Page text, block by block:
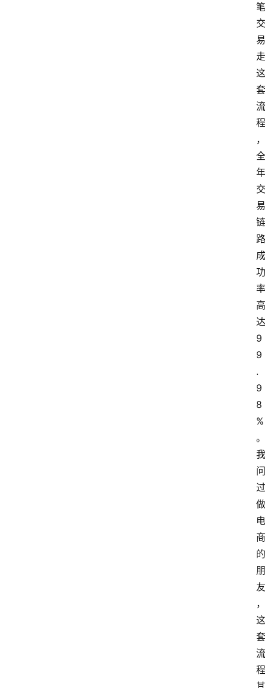
笔
交
易
走
这
套
流
程
，
全
年
交
易
链
路
成
功
率
高
达
9
9
.
9
8
%
。
我
问
过
做
电
商
的
朋
友
，
这
套
流
程